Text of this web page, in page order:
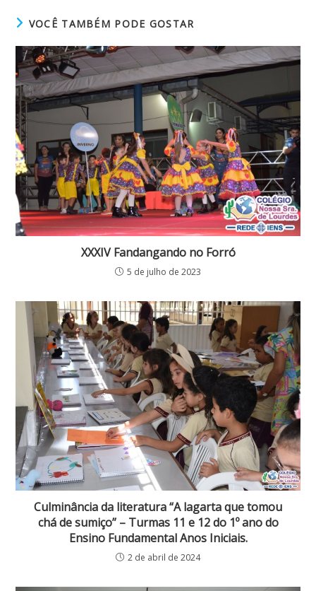
VOCÊ TAMBÉM PODE GOSTAR
XXXIV Fandangando no Forró
5 de julho de 2023
Culminância da literatura “A lagarta que tomou
chá de sumiço” – Turmas 11 e 12 do 1º ano do
Ensino Fundamental Anos Iniciais.
2 de abril de 2024